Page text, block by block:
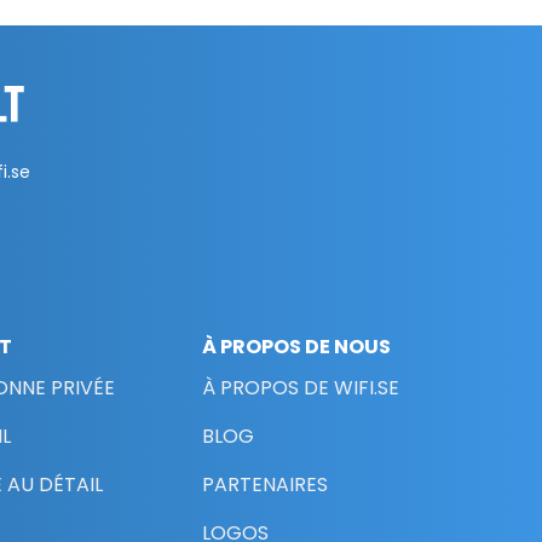
PRIVÉE
AU DÉTAIL
À PROPOS DE NOUS
À PROPOS DE WIFI.SE
BLOG
PARTENAIRES
LOGOS